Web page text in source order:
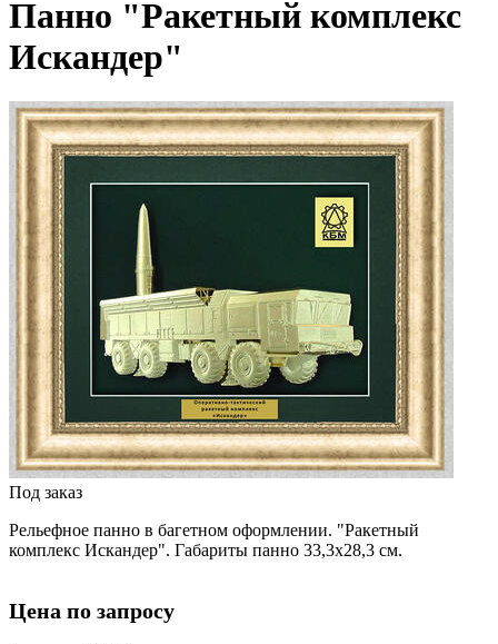
Панно "Ракетный комплекс
Искандер"
Под заказ
Рельефное панно в багетном оформлении. "Ракетный
комплекс Искандер". Габариты панно 33,3х28,3 см.
Цена по запросу